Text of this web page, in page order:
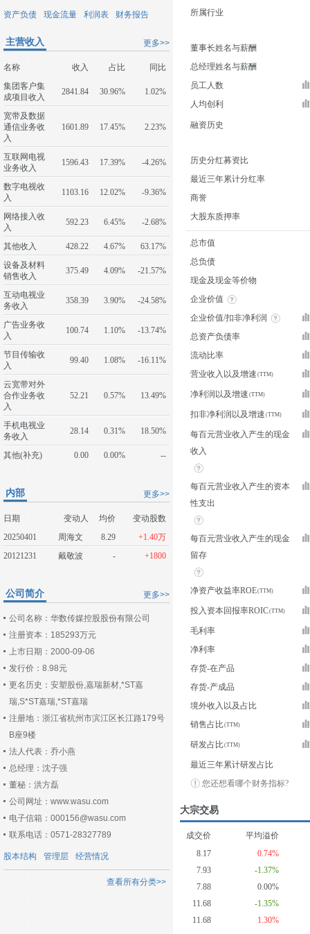
资产负债 现金流量 利润表 财务报告
更多>>
主营收入
名称 收入 占比
同比
集团客户集
成项目收入
2841.84 30.96% 1.02%
宽带及数据
通信业务收
入
1601.89 17.45% 2.23%
互联网电视
业务收入
1596.43 17.39% -4.26%
数字电视收
入
1103.16 12.02% -9.36%
网络接入收
入
592.23 6.45% -2.68%
其他收入 428.22 4.67%
63.17%
设备及材料
销售收入
375.49 4.09% -21.57%
互动电视业
务收入
358.39 3.90% -24.58%
广告业务收
入
100.74 1.10% -13.74%
节目传输收
入
99.40 1.08% -16.11%
云宽带对外
合作业务收
入
52.21 0.57% 13.49%
手机电视业
务收入
28.14 0.31% 18.50%
其他(补充) 0.00 0.00% --
更多>>
内部
日期 变动人 均价
变动股数
20250401
周海文 8.29
+1.40万
20121231
戴敬波 - +1800
更多>>
公司简介
公司名称：华数传媒控股股份有限公司
注册资本：185293万元
上市日期：2000-09-06
发行价：8.98元
更名历史：安塑股份,嘉瑞新材,*ST嘉
瑞,S*ST嘉瑞,*ST嘉瑞
注册地：浙江省杭州市滨江区长江路179号
B座9楼
法人代表：乔小燕
总经理：沈子强
董秘：洪方磊
公司网址：www.wasu.com
电子信箱：000156@wasu.com
联系电话：0571-28327789
股本结构 管理层 经营情况
查看所有分类>>
所属行业
董事长姓名与薪酬
总经理姓名与薪酬
员工人数
人均创利
融资历史
历史分红募资比
最近三年累计分红率
商誉
大股东质押率
总市值
总负债
现金及现金等价物
企业价值
企业价值/扣非净利润
总资产负债率
流动比率
营业收入以及增速
净利润以及增速
扣非净利润以及增速
每百元营业收入产生的现金
收入
每百元营业收入产生的资本
性支出
每百元营业收入产生的现金
留存
净资产收益率ROE
投入资本回报率ROIC
毛利率
净利率
存货-在产品
存货-产成品
境外收入以及占比
销售占比
研发占比
最近三年累计研发占比
您还想看哪个财务指标?
大宗交易
成交价
平均溢价
8.17
0.74%
7.93
-1.37%
7.88
0.00%
11.68
-1.35%
11.68
1.30%